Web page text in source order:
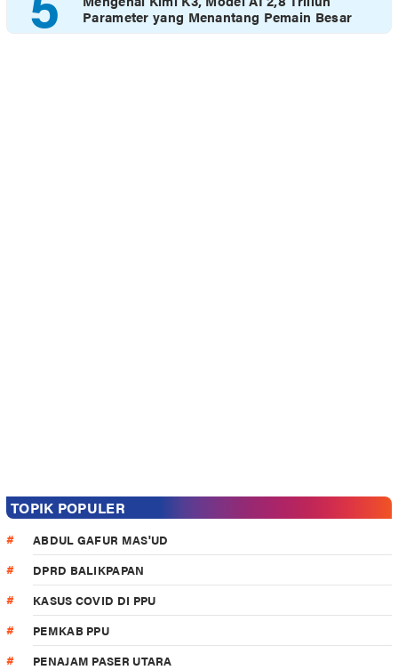
Parameter yang Menantang Pemain Besar
TOPIK POPULER
ABDUL GAFUR MAS'UD
DPRD BALIKPAPAN
KASUS COVID DI PPU
PEMKAB PPU
PENAJAM PASER UTARA